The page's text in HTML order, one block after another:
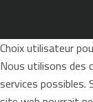
Choix utilisateur
Nous utilisons des
services possibles.